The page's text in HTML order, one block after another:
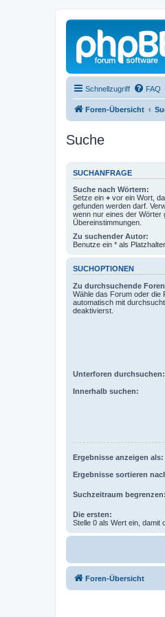
Schnellzugriff FAQ
Foren-Übersicht
Suche
SUCHANFRAGE
Suche nach Wörtern:
Setze ein + vor ein Wort,
gefunden werden darf.
wenn nur eines der Wörter
Übereinstimmungen.
Zu suchender Autor:
Benutze ein * als
SUCHOPTIONEN
Zu durchsuchende
Wähle das Forum oder die
automatisch mit
deaktivierst.
Unterforen durchsuchen:
Innerhalb suchen:
Ergebnisse anzeigen als:
Ergebnisse sortieren
Suchzeitraum begrenzen:
Die ersten:
Stelle 0 als Wert ein, damit
Foren-Übersicht